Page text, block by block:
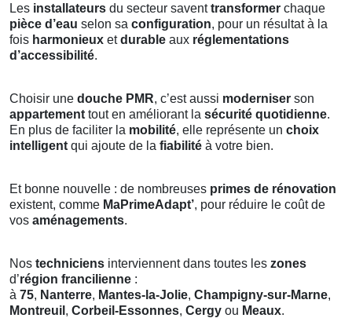
Les installateurs du secteur saventtransformer chaque
pièce d’eau selon sa configuration, pour un résultat à la
fois harmonieux etdurable aux réglementations
d’accessibilité.
Choisir une douche PMR, c’est aussi moderniser son
appartement tout en améliorant la sécurité quotidienne.
En plus de faciliter la mobilité, elle représente un choix
intelligent qui ajoute de la fiabilité à votre bien.
Et bonne nouvelle : de nombreuses primes de rénovation
existent, comme MaPrimeAdapt’, pour réduire le coût de
vos aménagements.
Nos techniciens interviennent dans toutes les zones
d’région francilienne :
à 75, Nanterre, Mantes-la-Jolie, Champigny-sur-Marne,
Montreuil , Corbeil-Essonnes, Cergy ou Meaux.